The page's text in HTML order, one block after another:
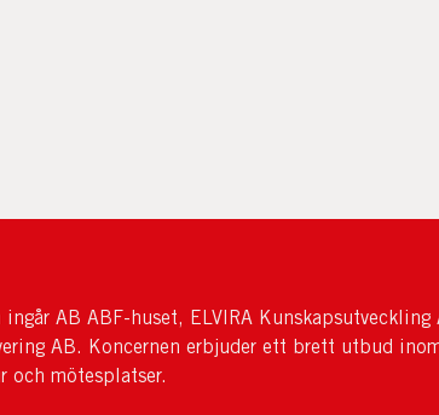
AB ABF-huset, ELVIRA Kunskapsutveckling
AB. Koncernen erbjuder ett brett utbud
mötesplatser.